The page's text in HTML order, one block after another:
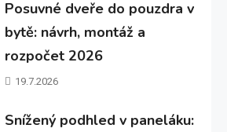
Posuvné dveře do pouzdra v
bytě: návrh, montáž a
rozpočet 2026
19.7.2026
Snížený podhled v paneláku: